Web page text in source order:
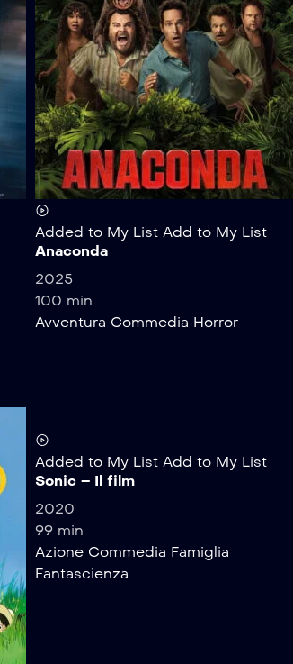
Added to My List Add to My List
Anaconda
2025
100 min
Avventura Commedia Horror
Added to My List Add to My List
Sonic – Il film
2020
99 min
Azione Commedia Famiglia
Fantascienza